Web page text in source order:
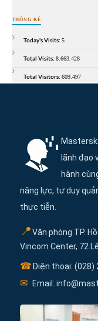
THỐNG KÊ
Today's Visits: 5
Total Visits: 8.663.428
Total Visitors: 609.497
lãnh đạo
hành
năng lực, tư duy
thực tiễn.
📍Văn phòng TP.
Vincom Center, 72
☎Điện thoại: (028)
✉ Email: